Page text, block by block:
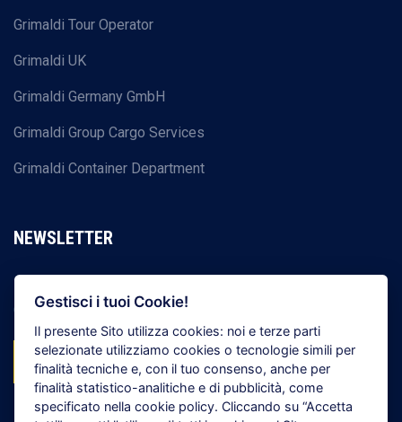
Gestisci i tuoi Cookie!
Il presente Sito utilizza cookies: noi e terze parti
selezionate utilizziamo cookies o tecnologie simili per
finalità tecniche e, con il tuo consenso, anche per
finalità statistico-analitiche e di pubblicità, come
specificato nella cookie policy. Cliccando su“Accetta
Grimaldi Tour Operator
Grimaldi UK
Grimaldi Germany GmbH
Grimaldi Group Cargo Services
Grimaldi Container Department
NEWSLETTER
Grimaldi
ISCRIVITI ORA!